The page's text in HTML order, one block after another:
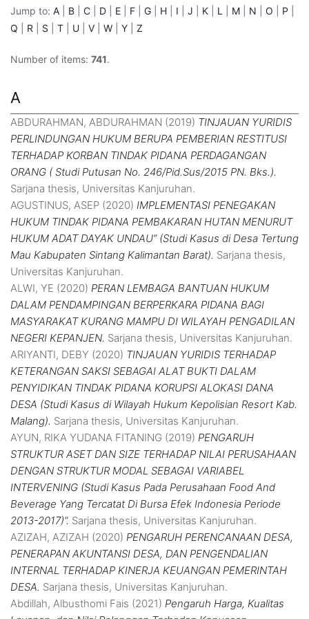
Jump to: A B C D E F G H I J K L M N O P
Q
R S T U V W Y Z
Number of items: 741.
A
ABDURAHMAN, ABDURAHMAN (2019) TINJAUAN YURIDIS
PERLINDUNGAN HUKUM BERUPA PEMBERIAN RESTITUSI
TERHADAP KORBAN TINDAK PIDANA PERDAGANGAN
ORANG ( Studi Putusan No. 246/Pid.Sus/2015 PN. Bks.).
Sarjana thesis, Universitas Kanjuruhan.
AGUSTINUS, ASEP (2020) IMPLEMENTASI PENEGAKAN
HUKUM TINDAK PIDANA PEMBAKARAN HUTAN MENURUT
HUKUM ADAT DAYAK UNDAU” (Studi Kasus di Desa Tertung
Mau Kabupaten Sintang Kalimantan Barat). Sarjana thesis,
Universitas Kanjuruhan.
ALWI, YE (2020) PERAN LEMBAGA BANTUAN HUKUM
DALAM PENDAMPINGAN BERPERKARA PIDANA BAGI
MASYARAKAT KURANG MAMPU DI WILAYAH PENGADILAN
NEGERI KEPANJEN. Sarjana thesis, Universitas Kanjuruhan.
ARIYANTI, DEBY (2020) TINJAUAN YURIDIS TERHADAP
KETERANGAN SAKSI SEBAGAI ALAT BUKTI DALAM
PENYIDIKAN TINDAK PIDANA KORUPSI ALOKASI DANA
DESA (Studi Kasus di Wilayah Hukum Kepolisian Resort Kab.
Malang). Sarjana thesis, Universitas Kanjuruhan.
AYUN, RIKA YUDANA FITANING (2019) PENGARUH
STRUKTUR ASET DAN SIZE TERHADAP NILAI PERUSAHAAN
DENGAN STRUKTUR MODAL SEBAGAI VARIABEL
INTERVENING (Studi Kasus Pada Perusahaan Food And
Beverage Yang Tercatat Di Bursa Efek Indonesia Periode
2013-2017)”. Sarjana thesis, Universitas Kanjuruhan.
AZIZAH, AZIZAH (2020) PENGARUH PERENCANAAN DESA,
PENERAPAN AKUNTANSI DESA, DAN PENGENDALIAN
INTERNAL TERHADAP KINERJA KEUANGAN PEMERINTAH
DESA. Sarjana thesis, Universitas Kanjuruhan.
Abdillah, Albusthomi Fais (2021) Pengaruh Harga, Kualitas